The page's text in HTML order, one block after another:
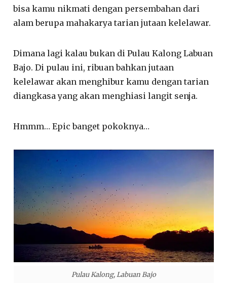
bisa kamu nikmati dengan persembahan dari
alam berupa mahakarya tarian jutaan kelelawar.
Dimana lagi kalau bukan di Pulau Kalong Labuan
Bajo. Di pulau ini, ribuan bahkan jutaan
kelelawar akan menghibur kamu dengan tarian
diangkasa yang akan menghiasi langit senja.
Hmmm… Epic banget pokoknya…
Pulau Kalong, Labuan Bajo